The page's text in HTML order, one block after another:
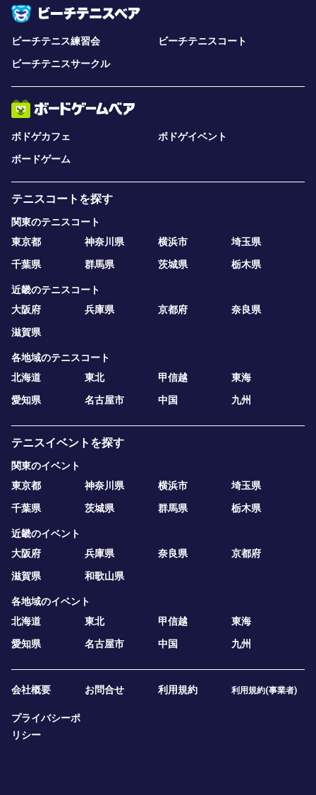
ビーチテニス練習会
ビーチテニスコート
ビーチテニスサークル
ボドゲカフェ
ボドゲイベント
ボードゲーム
テニスコートを探す
関東のテニスコート
東京都
神奈川県 横浜市
埼玉県
千葉県
群馬県 茨城県 栃木県
近畿のテニスコート
大阪府
兵庫県 京都府
奈良県
滋賀県
各地域のテニスコート
北海道
東北 甲信越
東海
愛知県
名古屋市 中国 九州
テニスイベントを探す
関東のイベント
東京都
神奈川県 横浜市
埼玉県
千葉県
茨城県 群馬県 栃木県
近畿のイベント
大阪府
兵庫県 奈良県
京都府
滋賀県
和歌山県
各地域のイベント
北海道
東北 甲信越
東海
愛知県
名古屋市 中国 九州
会社概要 お問合せ 利用規約 利用規約(事業者)
プライバシーポ
リシー